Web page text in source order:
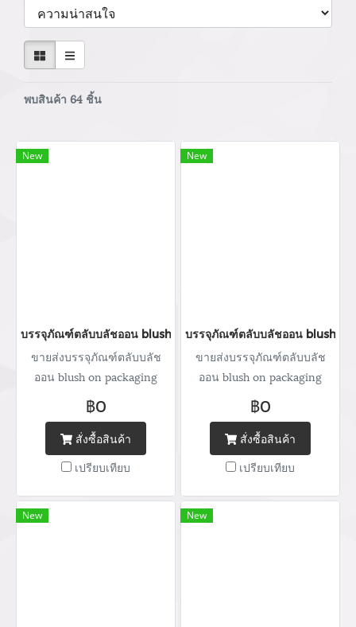
พบสินค้า 64 ชิ้น
New
บรรจุภัณฑ์ตลับบลัชออน blush on packaging ร้านขายบรรจุภัณฑ์
ขายส่งบรรจุภัณฑ์ตลับบลัช
ออน blush on packaging
จำหน่ายบรรจุภัณฑ์เครื่อง
สำอางทุกประเภท บริการ
ออกแบบ ผลิตกล่อง สกรีนโลโก้
พิมพ์แบรนด์ Tel : (+66) 020
462 506-112 Mobile: 083 828
9246 Email:
marketing@packingroom.com/
฿0
สั่งซื้อสินค้า
เปรียบเทียบ
New
บรรจุภัณฑ์ตลับบลัชออน blush on
ขายส่งบรรจุภัณฑ์ตลับบลัช
ออน blush on packaging
จำหน่ายบรรจุภัณฑ์เครื่อง
สำอางทุกประเภท บริการ
ออกแบบ ผลิตกล่อง สกรีนโลโก้
พิมพ์แบรนด์ Tel : (+66) 020
462 506-112 Mobile: 083 828
9246 Email:
marketing@packingroom.com/
฿0
สั่งซื้อสินค้า
เปรียบเทียบ
New New